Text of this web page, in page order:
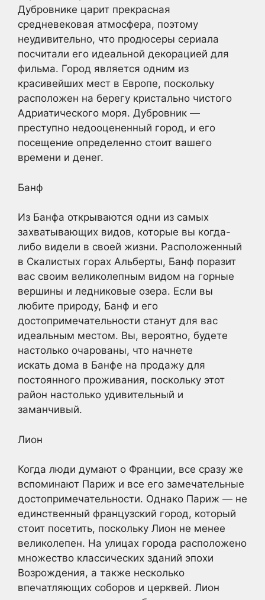
Дубровнике царит прекрасная
средневековая атмосфера, поэтому
неудивительно, что продюсеры сериала
посчитали его идеальной декорацией для
фильма. Город является одним из
красивейших мест в Европе, поскольку
расположен на берегу кристально чистого
Адриатического моря. Дубровник —
преступно недооцененный город, и его
посещение определенно стоит вашего
времени и денег.
Банф
Из Банфа открываются одни из самых
захватывающих видов, которые вы когда-
либо видели в своей жизни. Расположенный
в Скалистых горах Альберты, Банф поразит
вас своим великолепным видом на горные
вершины и ледниковые озера. Если вы
любите природу, Банф и его
достопримечательности станут для вас
идеальным местом. Вы, вероятно, будете
настолько очарованы, что начнете
искать дома в Банфе на продажу для
постоянного проживания, поскольку этот
район настолько удивительный и
заманчивый.
Лион
Когда люди думают о Франции, все сразу же
вспоминают Париж и все его замечательные
достопримечательности. Однако Париж — не
единственный французский город, который
стоит посетить, поскольку Лион не менее
великолепен. На улицах города расположено
множество классических зданий эпохи
Возрождения, а также несколько
впечатляющих соборов и церквей. Лион